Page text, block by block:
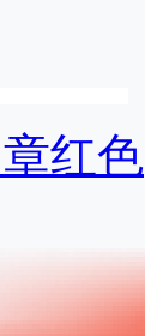
红色